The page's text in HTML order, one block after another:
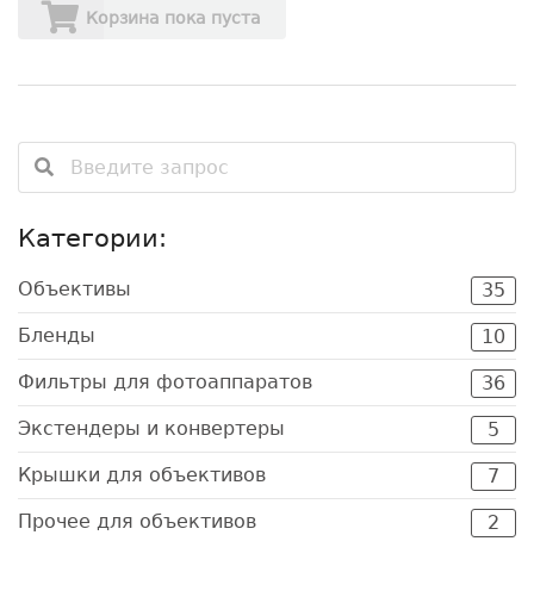
Корзина пока пуста
Категории:
Объективы
35
Бленды
10
Фильтры для фотоаппаратов
36
Экстендеры и конвертеры
5
Крышки для объективов
7
Прочее для объективов
2